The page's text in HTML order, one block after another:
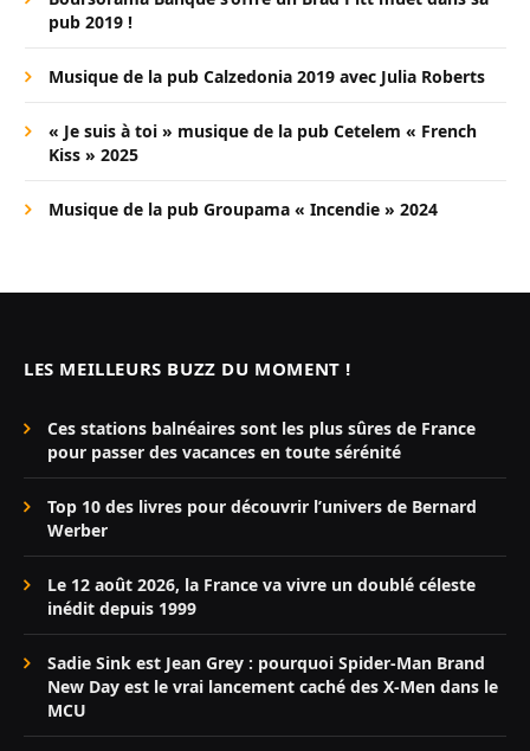
pub 2019 !
Musique de la pub Calzedonia 2019 avec Julia Roberts
« Je suis à toi » musique de la pub Cetelem « French
Kiss » 2025
Musique de la pub Groupama « Incendie » 2024
LES MEILLEURS BUZZ DU MOMENT !
Ces stations balnéaires sont les plus sûres de France
pour passer des vacances en toute sérénité
Top 10 des livres pour découvrir l’univers de Bernard
Werber
Le 12 août 2026, la France va vivre un doublé céleste
inédit depuis 1999
Sadie Sink est Jean Grey : pourquoi Spider-Man Brand
New Day est le vrai lancement caché des X-Men dans le
MCU